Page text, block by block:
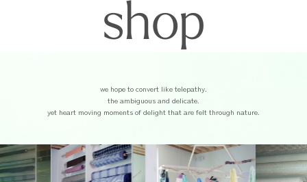
shop
we hope to convert like telepathy.
the ambiguous and delicate.
yet heart moving moments of delight that are felt through nature.
RESTAURANT
SHOP
NEWS
CONTACT